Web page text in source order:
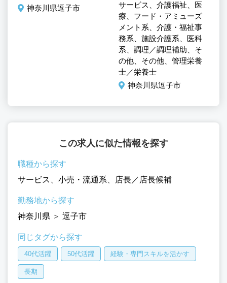
神奈川県逗子市
サービス、介護福祉、医
療、フード・アミューズ
メント系、介護・福祉事
務系、施設介護系、医科
系、調理／調理補助、そ
の他、その他、管理栄養
士／栄養士
神奈川県逗子市
この求人に似た情報を探す
職種から探す
サービス 、 小売・流通系、 店長／店長候補
勤務地から探す
神奈川県 ＞ 逗子市
同じタグから探す
40代活躍 50代活躍 経験・専門スキルを活かす
長期